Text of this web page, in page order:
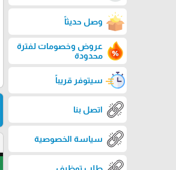
وصل حديثاً
عروض وخصومات لفترة
محدودة
سيتوفر قريباً
اتصل بنا
سياسة الخصوصية